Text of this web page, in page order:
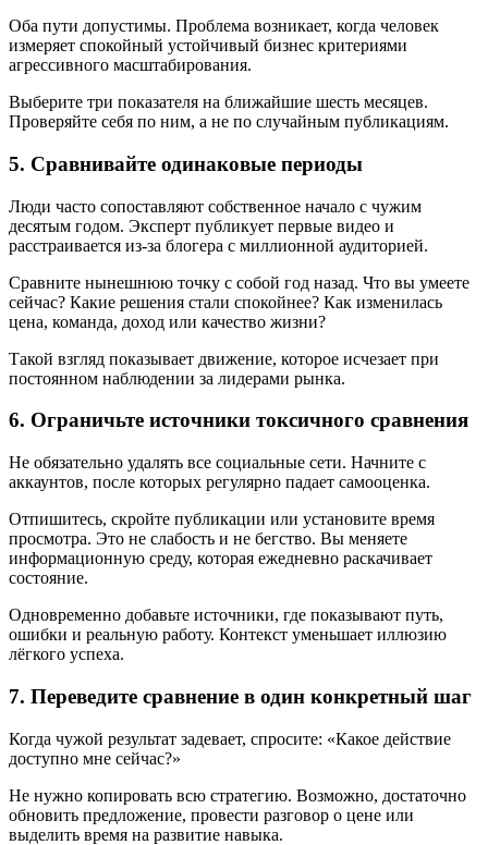
Оба пути допустимы. Проблема возникает, когда человек
измеряет спокойный устойчивый бизнес критериями
агрессивного масштабирования.
Выберите три показателя на ближайшие шесть месяцев.
Проверяйте себя по ним, а не по случайным публикациям.
5. Сравнивайте одинаковые периоды
Люди часто сопоставляют собственное начало с чужим
десятым годом. Эксперт публикует первые видео и
расстраивается из-за блогера с миллионной аудиторией.
Сравните нынешнюю точку с собой год назад. Что вы умеете
сейчас? Какие решения стали спокойнее? Как изменилась
цена, команда, доход или качество жизни?
Такой взгляд показывает движение, которое исчезает при
постоянном наблюдении за лидерами рынка.
6. Ограничьте источники токсичного сравнения
Не обязательно удалять все социальные сети. Начните с
аккаунтов, после которых регулярно падает самооценка.
Отпишитесь, скройте публикации или установите время
просмотра. Это не слабость и не бегство. Вы меняете
информационную среду, которая ежедневно раскачивает
состояние.
Одновременно добавьте источники, где показывают путь,
ошибки и реальную работу. Контекст уменьшает иллюзию
лёгкого успеха.
7. Переведите сравнение в один конкретный шаг
Когда чужой результат задевает, спросите: «Какое действие
доступно мне сейчас?»
Не нужно копировать всю стратегию. Возможно, достаточно
обновить предложение, провести разговор о цене или
выделить время на развитие навыка.